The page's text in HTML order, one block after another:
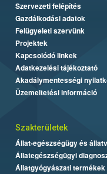
Szervezeti felépítés
Gazdálkodási adatok
Felügyeleti szervünk
Projektek
Kapcsolódó linkek
Adatkezelési tájékoztató
Akadálymentességi
Üzemeltetési információ
Szakterületek
Állat-egészségügy és
Állategészségügyi
Állatgyógyászati termékek